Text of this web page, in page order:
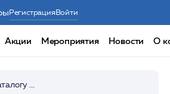
РегистрацияВойти
Акции Мероприятия Новости О